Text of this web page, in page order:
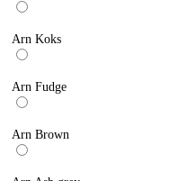
Arn Koks
Arn Fudge
Arn Brown